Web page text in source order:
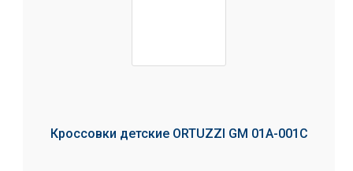
Кроссовки детские ORTUZZI GM 01A-001C